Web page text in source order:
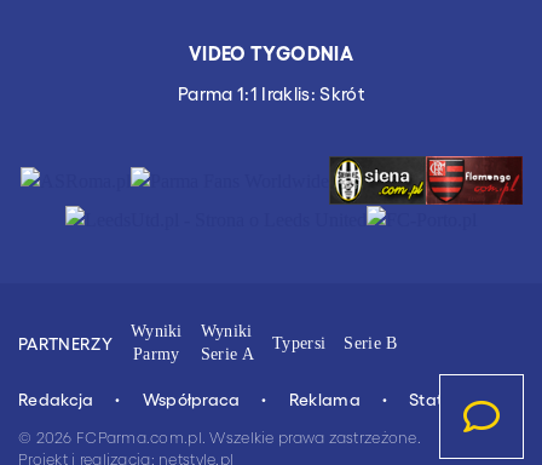
VIDEO TYGODNIA
Parma 1:1 Iraklis: Skrót
Redakcja Współpraca Reklama
Stat.4u.pl
© 2026 FCParma.com.pl. Wszelkie prawa zastrzeżone.
Projekt i realizacja: netstyle.pl
PARTNERZY
Wyniki
Parmy
Wyniki
Serie A
Typersi Serie B